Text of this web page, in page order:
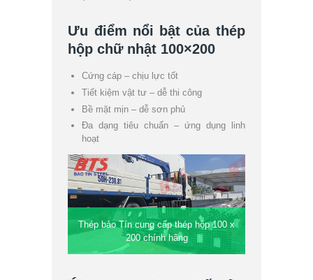
Ưu điểm nổi bật của thép
hộp chữ nhật 100×200
Cứng cáp – chịu lực tốt
Tiết kiệm vật tư – dễ thi công
Bề mặt mịn – dễ sơn phủ
Đa dạng tiêu chuẩn – ứng dụng linh
hoạt
Thép bảo Tín cung cấp thép hộp 100 x
200 chính hãng